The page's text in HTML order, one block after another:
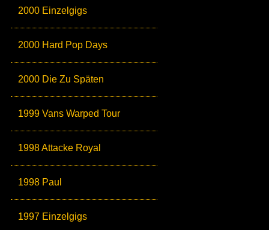
2000 Einzelgigs
2000 Hard Pop Days
2000 Die Zu Späten
1999 Vans Warped Tour
1998 Attacke Royal
1998 Paul
1997 Einzelgigs